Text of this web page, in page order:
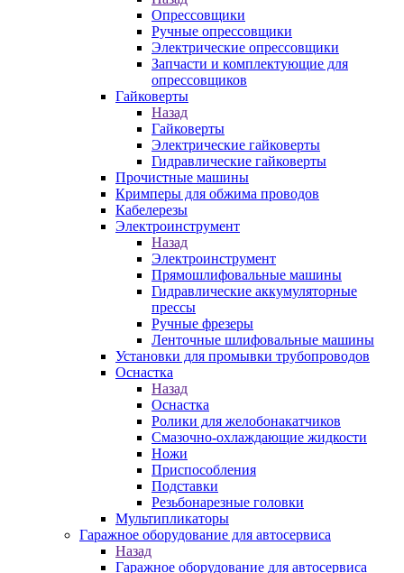
Опрессовщики
Ручные опрессовщики
Электрические опрессовщики
Запчасти и комплектующие для
опрессовщиков
Гайковерты
Назад
Гайковерты
Электрические гайковерты
Гидравлические гайковерты
Прочистные машины
Кримперы для обжима проводов
Кабелерезы
Электроинструмент
Назад
Электроинструмент
Прямошлифовальные машины
Гидравлические аккумуляторные
прессы
Ручные фрезеры
Ленточные шлифовальные машины
Установки для промывки трубопроводов
Оснастка
Назад
Оснастка
Ролики для желобонакатчиков
Смазочно-охлаждающие жидкости
Ножи
Приспособления
Подставки
Резьбонарезные головки
Мультипликаторы
Гаражное оборудование для автосервиса
Назад
Гаражное оборудование для автосервиса